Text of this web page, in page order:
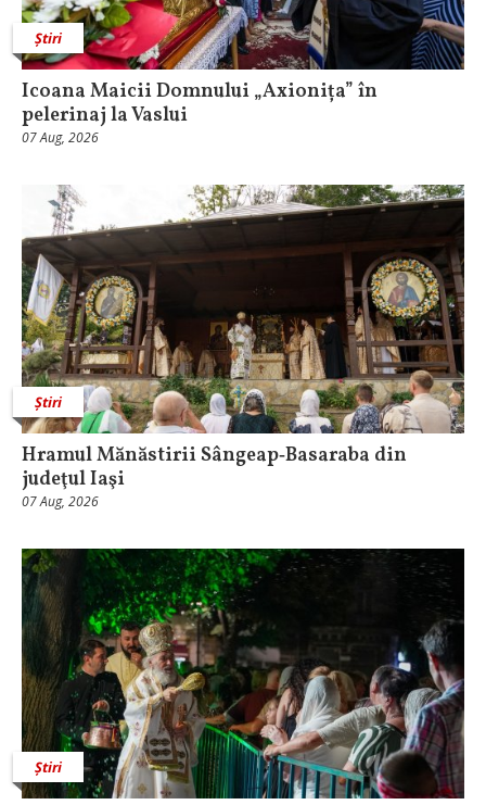
Știri
Icoana Maicii Domnului „Axionița” în
pelerinaj la Vaslui
07 Aug, 2026
Știri
Hramul Mănăstirii Sângeap‑Basaraba din
judeţul Iaşi
07 Aug, 2026
Știri